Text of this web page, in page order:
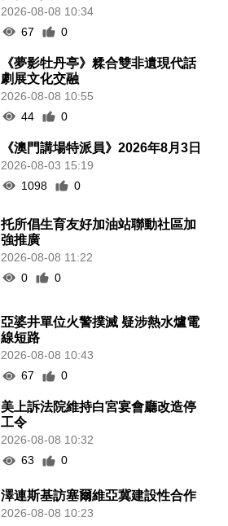
2026-08-08 10:34
67
0
《夢影牡丹亭》糅合雙非遺現代話
劇展文化交融
2026-08-08 10:55
44
0
《澳門講場特派員》2026年8月3日
2026-08-03 15:19
1098
0
托所倡生育友好加油站聯動社區加
強推廣
2026-08-08 11:22
0
0
亞婆井單位火警撲滅 疑涉熱水爐電
線短路
2026-08-08 10:43
67
0
美上訴法院維持白宮宴會廳改造停
工令
2026-08-08 10:32
63
0
澤連斯基訪塞爾維亞冀建設性合作
2026-08-08 10:23